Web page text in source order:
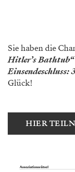
Sie haben die
Hitler’s
Einsendeschluss:
Glück!
HIER